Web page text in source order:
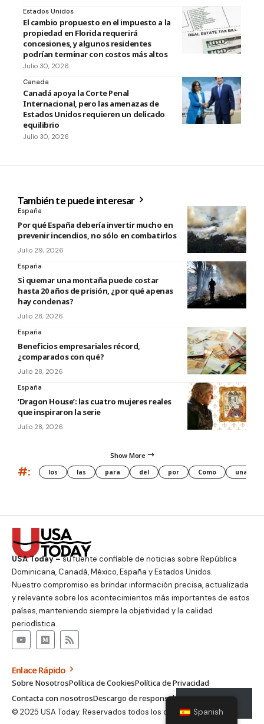
Estados Unidos
El cambio propuesto en el impuesto a la
propiedad en Florida requerirá
concesiones, y algunos residentes
podrían terminar con costos más altos
Julio 30, 2026
Canada
Canadá apoya la Corte Penal
Internacional, pero las amenazas de
Estados Unidos requieren un delicado
equilibrio
Julio 30, 2026
También te puede interesar
España
Por qué España debería invertir mucho en
prevenir incendios, no sólo en combatirlos
Julio 29, 2026
España
Si quemar una montaña puede costar
hasta 20 años de prisión, ¿por qué apenas
hay condenas?
Julio 28, 2026
España
Beneficios empresariales récord,
¿comparados con qué?
Julio 28, 2026
España
‘Dragon House’: las cuatro mujeres reales
que inspiraron la serie
Julio 28, 2026
Show More
#: los las para del por Como una
USA Today –su fuente confiable de noticias sobre República
Dominicana, Canadá, México, España y Estados Unidos.
Nuestro compromiso es brindar información precisa, actualizada
y relevante sobre los acontecimientos más importantes de estos
países, manteniendo siempre la objetividad y la calidad
periodística.
Enlace Rápido
Sobre NosotrosPolítica de CookiesPolítica de Privacidad
Contacta con nosotrosDescargo de responsabilidad
© 2025 USA Today. Reservados todos los derechos.Spanish